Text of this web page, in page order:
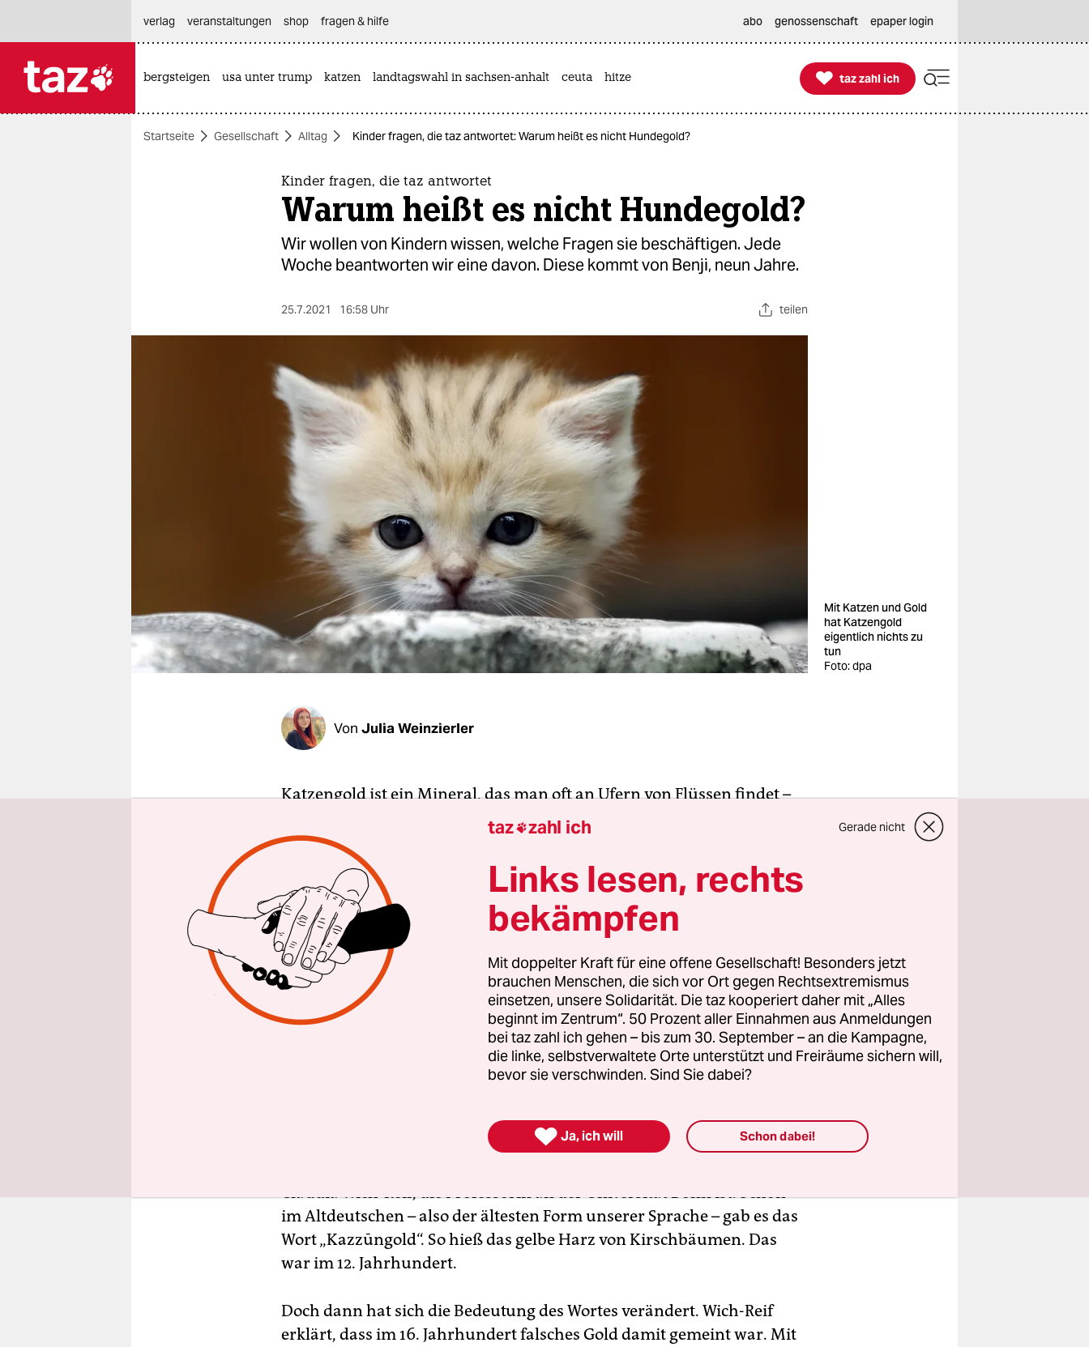
themen
unterstützen
abo
verlag
veranstaltungen shop fragen & hilfe abo genossenschaft epaper login
bergsteigen usa unter trump katzen landtagswahl in sachsen-anhalt ceuta hitze 
taz zahl ich
taz zahl ich
Startseite Gesellschaft Alltag Kinder fragen, die taz antwortet: Warum heißt es nicht Hundegold?
Kinder fragen, die taz antwortet
Warum heißt es nicht Hundegold?
Wir wollen von Kindern wissen, welche Fragen sie beschäftigen. Jede
Woche beantworten wir eine davon. Diese kommt von Benji, neun Jahre.
25.7.2021 16:58 Uhr teilen
Mit Katzen und Gold
hat Katzengold
eigentlich nichts zu
tun
Foto: dpa
Von Julia Weinzierler
Katzengold ist ein Mineral, das man oft an Ufern von Flüssen findet –
schön glitzernd, gerade wenn die Sonne auf es scheint. Doch
Katzengold ist gar nicht der richtige Name, es heißt eigentlich Pyrit
oder Glimmer. Katzengold sagt man nur so. Aber warum Katzen- und
nicht Hundegold?
taz am wochenende
Dieser Text stammt aus der taz am wochenende. Immer ab
Samstag am Kiosk, im
eKioskoder gleich imWochenendabo.Und
Twitter.
Wörter haben oft eine lange Geschichte, die deutsche Sprache
Claudia Wich-Reif, die Professorin an der Universität Bonn ist. Schon
im Altdeutschen – also der ältesten Form unserer Sprache – gab es das
Wort „Kazzūngold“. So hieß das gelbe Harz von Kirschbäumen. Das
war im 12. Jahrhundert.
Doch dann hat sich die Bedeutung des Wortes verändert. Wich-Reif
erklärt, dass im 16. Jahrhundert falsches Gold damit gemeint war. Mit
taz zahl ich Gerade nicht
Links lesen, rechts
bekämpfen
Mit doppelter Kraft für eine offene Gesellschaft! Besonders jetzt
brauchen Menschen, die sich vor Ort gegen Rechtsextremismus
einsetzen, unsere Solidarität. Die taz kooperiert daher mit „Alles
beginnt im Zentrum“. 50 Prozent aller Einnahmen aus Anmeldungen
bei taz zahl ich gehen – bis zum 30. September – an die Kampagne,
die linke, selbstverwaltete Orte unterstützt und Freiräume sichern will,
bevor sie verschwinden. Sind Sie dabei?
 Ja, ich will Schon dabei!